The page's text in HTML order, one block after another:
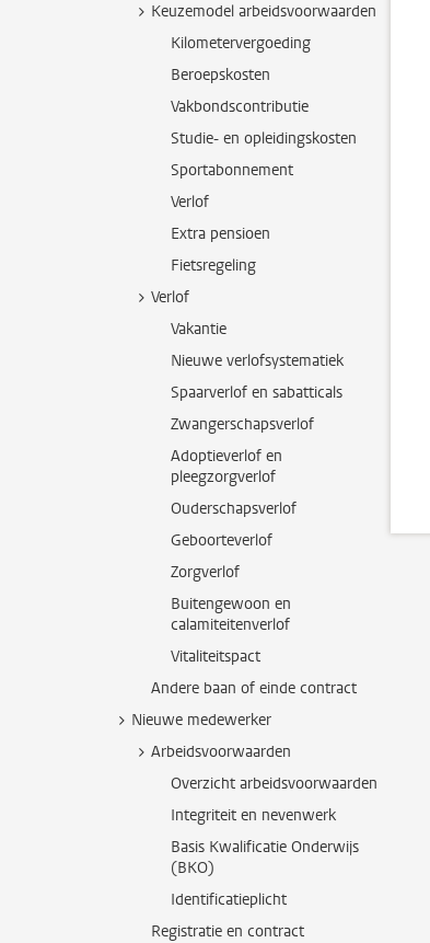
Keuzemodel arbeidsvoorwaarden
Kilometervergoeding
Beroepskosten
Vakbondscontributie
Studie- en opleidingskosten
Sportabonnement
Verlof
Extra pensioen
Fietsregeling
Verlof
Vakantie
Nieuwe verlofsystematiek
Spaarverlof en sabatticals
Zwangerschapsverlof
Adoptieverlof en
pleegzorgverlof
Ouderschapsverlof
Geboorteverlof
Zorgverlof
Buitengewoon en
calamiteitenverlof
Vitaliteitspact
Andere baan of einde contract
Nieuwe medewerker
Arbeidsvoorwaarden
Overzicht arbeidsvoorwaarden
Integriteit en nevenwerk
Basis Kwalificatie Onderwijs
(BKO)
Identificatieplicht
Registratie en contract